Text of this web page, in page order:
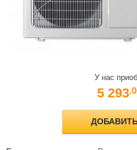
У нас
5 293